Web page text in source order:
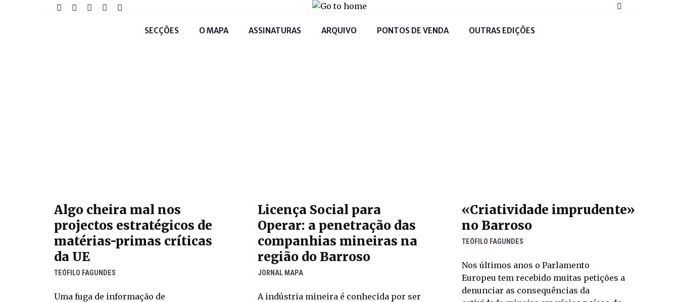
SECÇÕES O MAPA ASSINATURAS ARQUIVO PONTOS DE VENDA OUTRAS EDIÇÕES
Algo cheira mal nos
projectos estratégicos de
matérias-primas críticas
da UE
TEÓFILO FAGUNDES
Uma fuga de informação de
Licença Social para
Operar: a penetração das
companhias mineiras na
região do Barroso
JORNAL MAPA
A indústria mineira é conhecida por ser
«Criatividade imprudente»
no Barroso
TEÓFILO FAGUNDES
Nos últimos anos o Parlamento
Europeu tem recebido muitas petições a
denunciar as consequências da